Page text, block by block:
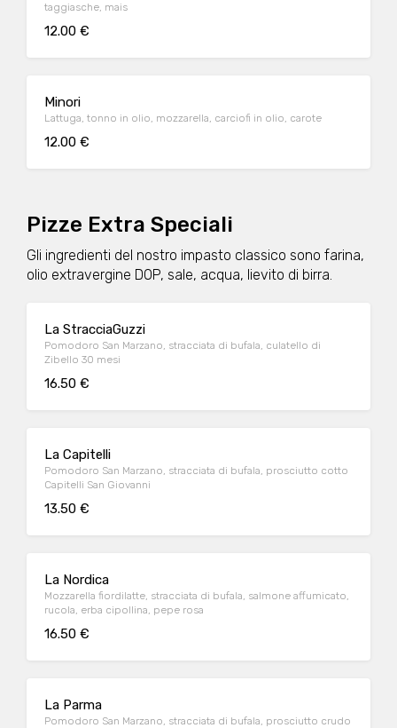
taggiasche, mais
12.00 €
Minori
Lattuga, tonno in olio, mozzarella, carciofi in olio, carote
12.00 €
Pizze Extra Speciali
Gli ingredienti del nostro impasto classico sono farina,
olio extravergine DOP, sale, acqua, lievito di birra.
La StracciaGuzzi
Pomodoro San Marzano, stracciata di bufala, culatello di
Zibello 30 mesi
16.50 €
La Capitelli
Pomodoro San Marzano, stracciata di bufala, prosciutto cotto
Capitelli San Giovanni
13.50 €
La Nordica
Mozzarella fiordilatte, stracciata di bufala, salmone affumicato,
rucola, erba cipollina, pepe rosa
16.50 €
La Parma
Pomodoro San Marzano, stracciata di bufala, prosciutto crudo